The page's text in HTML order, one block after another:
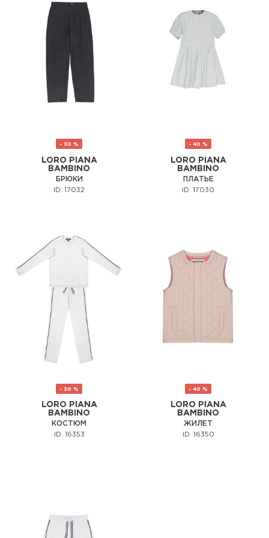
- 30 %
LORO PIANA
BAMBINO
БРЮКИ
ID: 17032
- 40 %
LORO PIANA
BAMBINO
ПЛАТЬЕ
ID: 17030
- 30 %
LORO PIANA
BAMBINO
КОСТЮМ
ID: 16353
- 40 %
LORO PIANA
BAMBINO
ЖИЛЕТ
ID: 16350